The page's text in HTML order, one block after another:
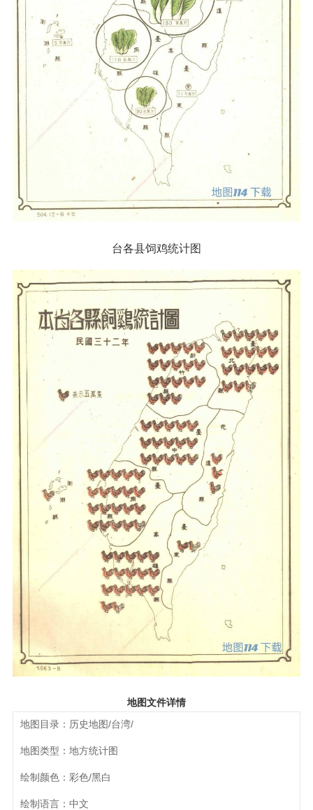
台各县饲鸡统计图
地图文件详情
地图目录：历史地图/台湾/
地图类型：地方统计图
绘制颜色：彩色/黑白
绘制语言：中文